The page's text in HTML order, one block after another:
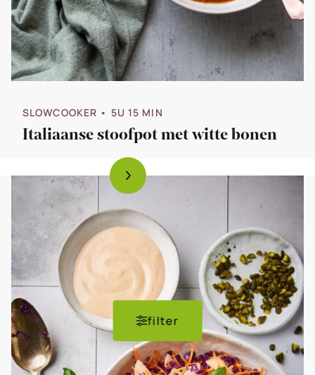
SLOWCOOKER • 5U 15 MIN
Italiaanse stoofpot met witte bonen
filter